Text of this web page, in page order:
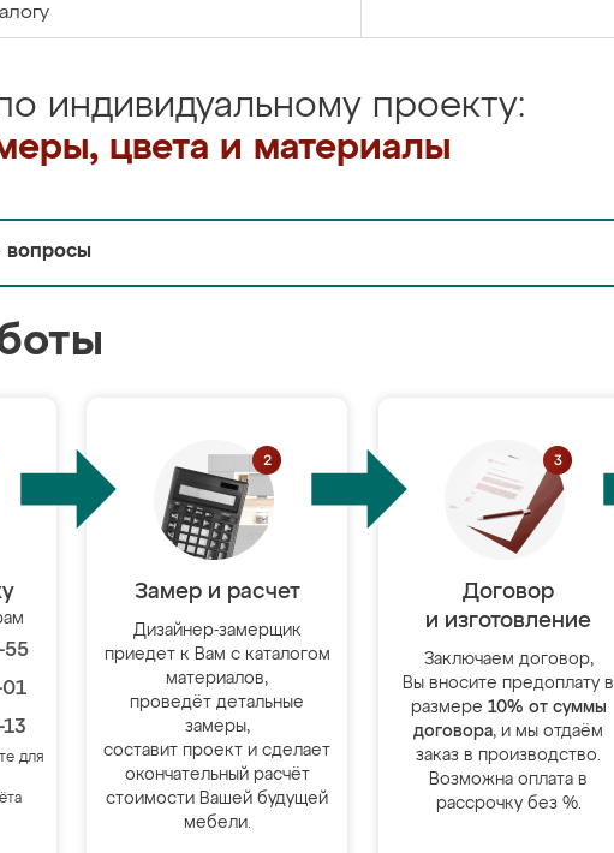
индивидуальному проекту:
цвета и материалы
вопросы
55
для
Замер и расчет
Дизайнер-замерщик
приедет к Вам с каталогом
материалов,
проведёт детальные
замеры,
составит проект и сделает
окончательный расчёт
стоимости Вашей будущей
мебели.
Договор
и изготовление
Заключаем договор,
Вы вносите предоплату в
размере 10% от суммы
договора, и мы отдаём
заказ в производство.
Возможна оплата в
рассрочку без %.